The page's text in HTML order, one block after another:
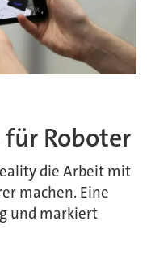
für Roboter
die Arbeit mit
machen. Eine
und markiert